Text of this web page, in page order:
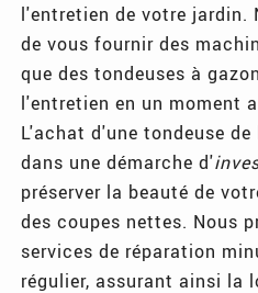
l'entretien de votre jardin.
de vous fournir des
que des tondeuses à
l'entretien en un moment
L'achat d'une tondeuse
dans une démarche d'
préserver la beauté de
des coupes nettes. Nous
services de réparation
régulier, assurant ainsi la